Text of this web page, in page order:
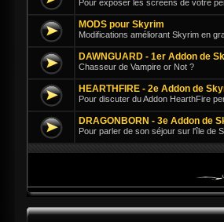
Pour exposer les screens de votre
MODS pour Skyrim
Modifications améliorant Skyrim en
DAWNGUARD - 1er Addon de
Chasseur de Vampire or Not ?
HEARTHFIRE - 2e Addon de
Pour discuter du Addon HearthFire
DRAGONBORN - 3e Addon de
Pour parler de son séjour sur l'île de